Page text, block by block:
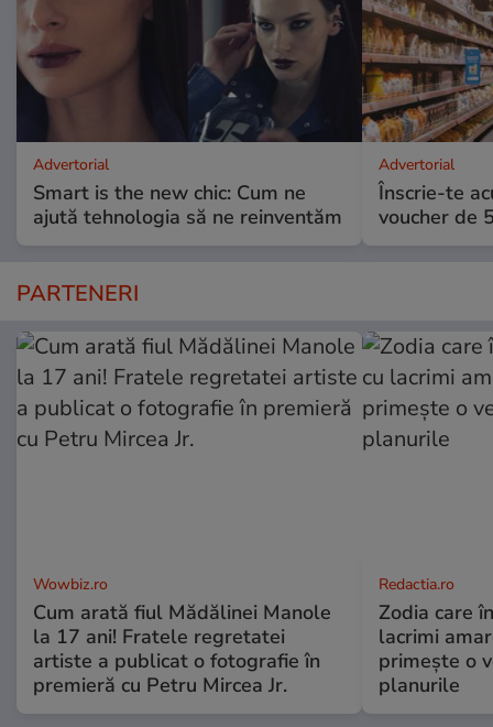
Advertorial
Smart is the new chic: Cum ne
ajută tehnologia să ne reinventăm
Advertorial
Înscrie-te
voucher de
PARTENERI
Wowbiz.ro
Cum arată fiul Mădălinei Manole
la 17 ani! Fratele regretatei
artiste a publicat o fotografie în
premieră cu Petru Mircea Jr.
Redactia.ro
Zodia care
lacrimi
primește o
planurile